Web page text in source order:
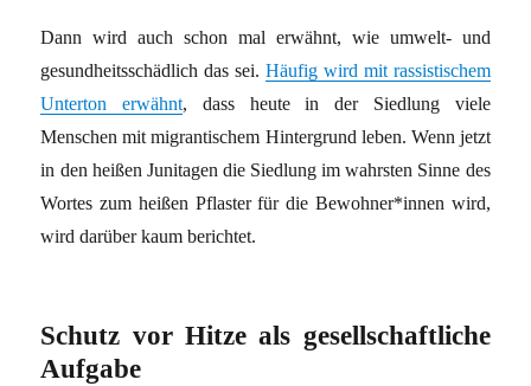
Dann wird auch schon mal erwähnt, wie umwelt- und
gesundheitsschädlich das sei. Häufig wird mit rassistischem
Unterton erwähnt, dass heute in der Siedlung viele
Menschen mit migrantischem Hintergrund leben. Wenn jetzt
in den heißen Junitagen die Siedlung im wahrsten Sinne des
Wortes zum heißen Pflaster für die Bewohner*innen wird,
wird darüber kaum berichtet.
Schutz vor Hitze als gesellschaftliche
Aufgabe